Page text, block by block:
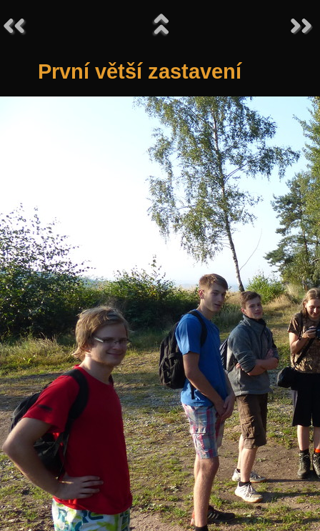
První větší zastavení